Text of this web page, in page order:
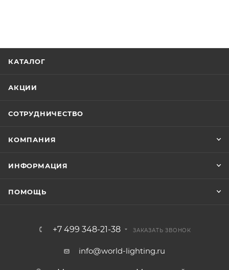
КАТАЛОГ
АКЦИИ
СОТРУДНИЧЕСТВО
КОМПАНИЯ
ИНФОРМАЦИЯ
ПОМОЩЬ
+7 499 348-21-38 ЗАКАЗАТЬ ЗВОНОК
info@world-lighting.ru